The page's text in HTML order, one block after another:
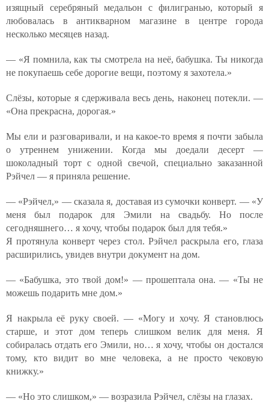
изящный серебряный медальон с филигранью, который я
любовалась в антикварном магазине в центре города
несколько месяцев назад.
— «Я помнила, как ты смотрела на неё, бабушка. Ты никогда
не покупаешь себе дорогие вещи, поэтому я захотела.»
Слёзы, которые я сдерживала весь день, наконец потекли. —
«Она прекрасна, дорогая.»
Мы ели и разговаривали, и на какое-то время я почти забыла
о утреннем унижении. Когда мы доедали десерт —
шоколадный торт с одной свечой, специально заказанной
Рэйчел — я приняла решение.
— «Рэйчел,» — сказала я, доставая из сумочки конверт. — «У
меня был подарок для Эмили на свадьбу. Но после
сегодняшнего… я хочу, чтобы подарок был для тебя.»
Я протянула конверт через стол. Рэйчел раскрыла его, глаза
расширились, увидев внутри документ на дом.
— «Бабушка, это твой дом!» — прошептала она. — «Ты не
можешь подарить мне дом.»
Я накрыла её руку своей. — «Могу и хочу. Я становлюсь
старше, и этот дом теперь слишком велик для меня. Я
собиралась отдать его Эмили, но… я хочу, чтобы он достался
тому, кто видит во мне человека, а не просто чековую
книжку.»
— «Но это слишком,» — возразила Рэйчел, слёзы на глазах.